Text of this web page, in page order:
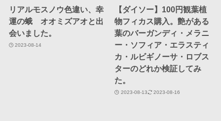
リアルモスノウ色違い、幸
運の蛾 オオミズアオと出
会いました。
2023-08-14
【ダイソー】100円観葉植
物フィカス購入。艶がある
葉のバーガンディ・メラニ
ー・ソフィア・エラスティ
カ・ルビギノーサ・ロブス
ターのどれか検証してみ
た。
2023-08-13 2023-08-16